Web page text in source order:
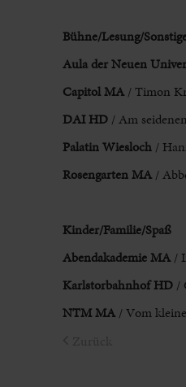
Bühne/Lesung/
Aula der Neuen
CapitolMA / Timon
DAI HD/ Am
Palatin Wiesloch /
Rosengarten MA/
Kinder/Familie/Spaß
Abendakademie MA/
Karlstorbahnhof HD /
NTM MA / Vom